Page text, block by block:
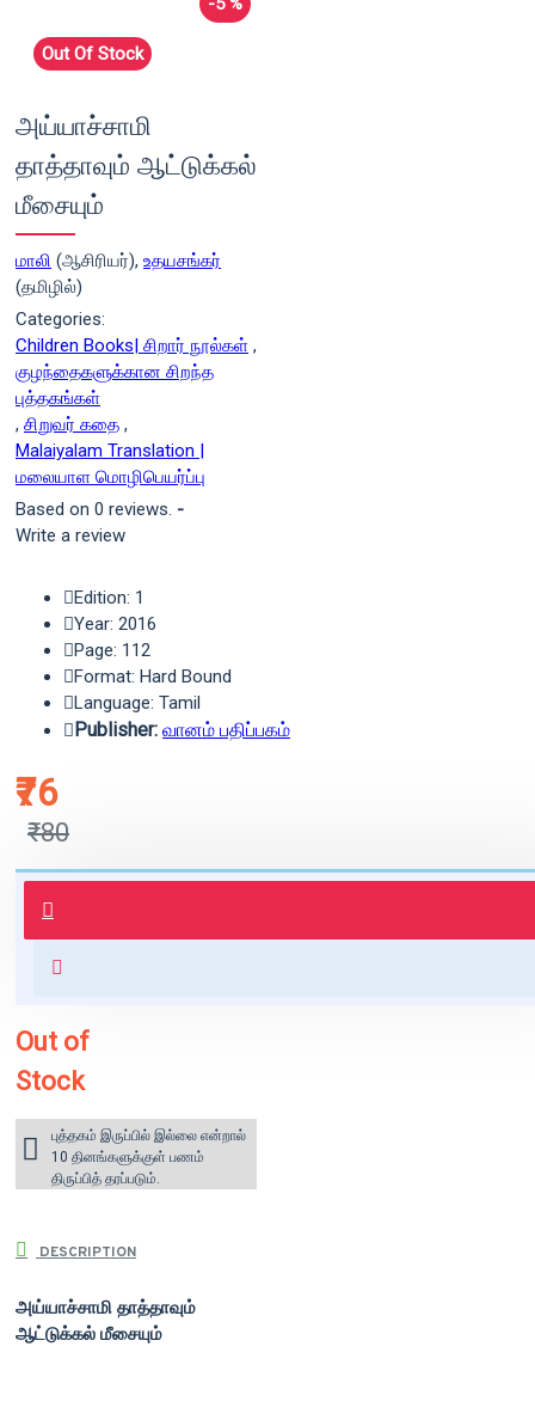
Out Of Stock
அய்யாச்சாமி
தாத்தாவும் ஆட்டுக்கல்
மீசையும்
மாலி (ஆசிரியர்), உதயசங்கர்
(தமிழில்)
Categories:
Children Books| சிறார் நூல்கள் ,
குழந்தைகளுக்கான சிறந்த
புத்தகங்கள்
, சிறுவர் கதை ,
Malaiyalam Translation |
மலையாள மொழிபெயர்ப்பு
Based on 0 reviews. -
Write a review
₹76
₹80
Edition: 1
Year: 2016
Page: 112
Format: Hard Bound
Language: Tamil
Publisher: வானம் பதிப்பகம்
புத்தகம் 3 - 7 நாட்களில் அனுப்பி
வைக்கப்படும்.
for orders above ₹1000 within
Out of
Stock
புத்தகம் இருப்பில் இல்லை என்றால்
10 தினங்களுக்குள் பணம்
திருப்பித் தரப்படும்.
DESCRIPTION
அய்யாச்சாமி தாத்தாவும்
ஆட்டுக்கல் மீசையும்